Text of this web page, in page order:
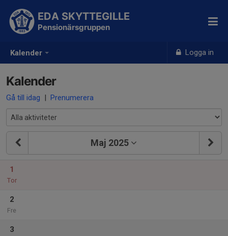
Kalender Logga in
EDA SKYTTEGILLE
Pensionärsgruppen
Kalender
Gå till idag | Prenumerera
Maj 2025
1
Tor
2
Fre
3